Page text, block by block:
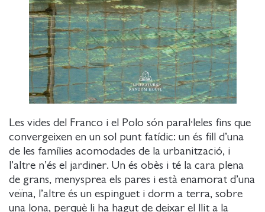
Les vides del Franco i el Polo són paral·leles fins que
convergeixen en un sol punt fatídic: un és fill d’una
de les famílies acomodades de la urbanització, i
l’altre n’és el jardiner. Un és obès i té la cara plena
de grans, menysprea els pares i està enamorat d’una
veïna, l’altre és un espinguet i dorm a terra, sobre
una lona, perquè li ha hagut de deixar el llit a la